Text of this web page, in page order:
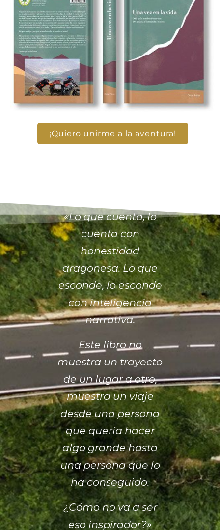
¡Quiero unirme a la aventura!
«Lo que cuenta, lo
cuenta con
honestidad
aragonesa. Lo que
esconde, lo esconde
con inteligencia
narrativa.
Este libro no
muestra un trayecto
de un lugar a otro,
muestra un viaje
desde una persona
que quería hacer
algo grande hasta
una persona que lo
ha conseguido.
¿Cómo no va a ser
eso inspirador?»